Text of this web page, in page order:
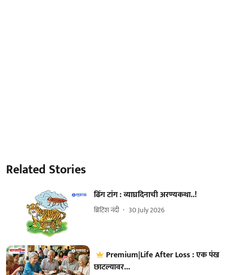
Related Stories
ढिंग टांग : व्याघ्रदिनाची अरण्यकथा..!
ब्रिटिश नंदी 30 July 2026
Premium|Life After Loss : एक पंख
छाटल्यावर...